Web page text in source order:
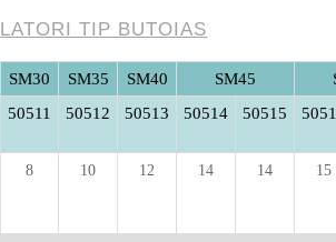
TIP BUTOIAS
SM30 SM35 SM40 SM45
50511 50512 50513 50514 50515
8 10 12 14 14 15